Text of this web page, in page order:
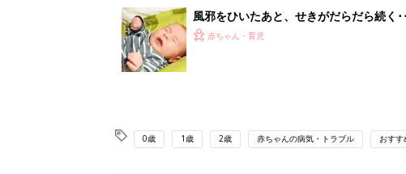
風邪をひいたあと、せきがだらだら続く
科医】
赤ちゃん・育児
0歳 1歳 2歳 赤ちゃんの病気・トラブル おすす